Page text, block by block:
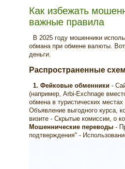
Как избежать
важные правила
В 2025 году мошенники
обмана при обмене валюты.
деньги.
Распространенные
1. Фейковые обменники -
(например, Arbi-Exchnage
обмена в туристических местах
Объявление выгодного курса,
визите - Скрытые комиссии, о
Мошеннические переводы -
подтверждения" -